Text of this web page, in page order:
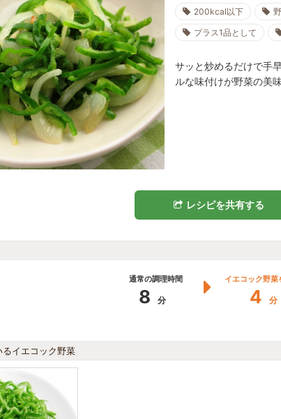
200kcal以下
プラス1品として
サッと炒めるだけで手
ルな味付けが野菜の美
レシピを共有する
通常の調理時間
8 分
イエコック野菜
4 分
るイエコック野菜